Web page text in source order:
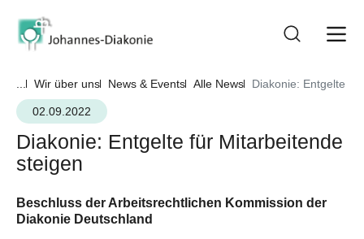
... Wir über uns News & Events Alle News
Diakonie: Entgelte
02.09.2022
Diakonie: Entgelte für Mitarbeitende
steigen
Beschluss der Arbeitsrechtlichen Kommission der
Diakonie Deutschland